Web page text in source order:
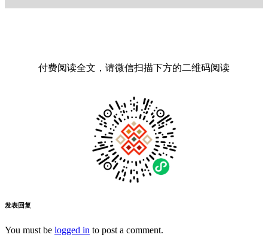
付费阅读全文，请微信扫描下方的二维码阅读
发表回复
You must be logged in to post a comment.